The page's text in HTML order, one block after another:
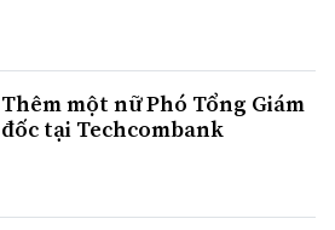
Thêm một nữ Phó Tổng Giám
đốc tại Techcombank